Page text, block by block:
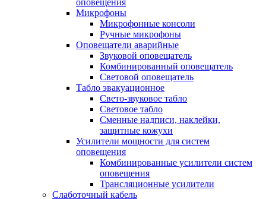
оповещения
Микрофоны
Микрофонные консоли
Ручные микрофоны
Оповещатели аварийные
Звуковой оповещатель
Комбинированный оповещатель
Световой оповещатель
Табло эвакуационное
Свето-звуковое табло
Световое табло
Сменные надписи, наклейки,
защитные кожухи
Усилители мощности для систем
оповещения
Комбинированные усилители систем
оповещения
Трансляционные усилители
Слаботочный кабель